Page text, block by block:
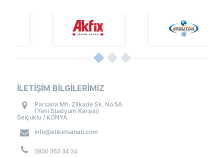
İLETİŞİM BİLGİLERİMİZ
Parsana Mh. Zilkade Sk. No:5A
(Yeni Stadyum Karşısı)
Selçuklu / KONYA
info@etiketsanati.com
0800 363 34 34